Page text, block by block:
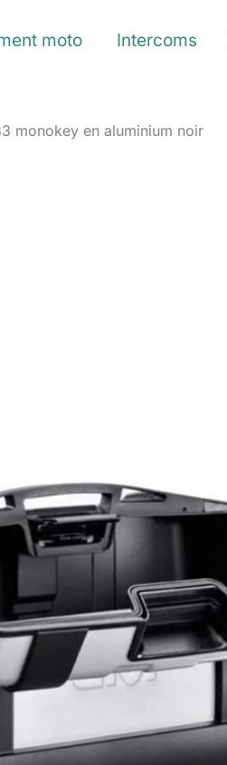
moto Intercoms
monokey en aluminium noir